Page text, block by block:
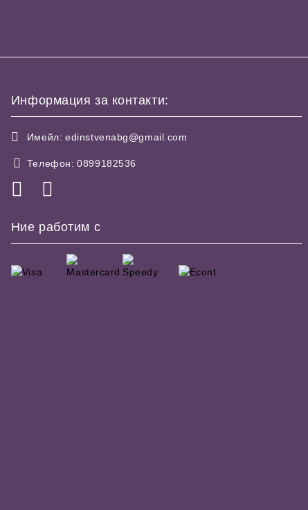
Информация за контакти:
Имейл: edinstvenabg@gmail.com
Телефон: 0899182536
Ние работим с